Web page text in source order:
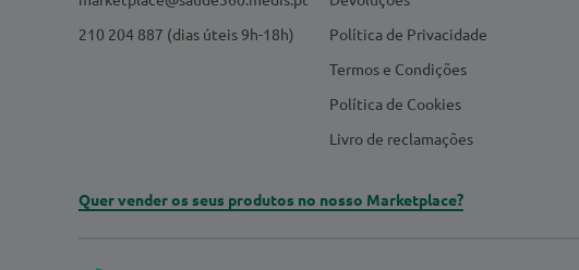
210 204 887 (dias úteis 9h-18h)
Política de Privacidade
Termos e Condições
Política de Cookies
Livro de reclamações
Quer vender os seus produtos no nosso Marketplace?